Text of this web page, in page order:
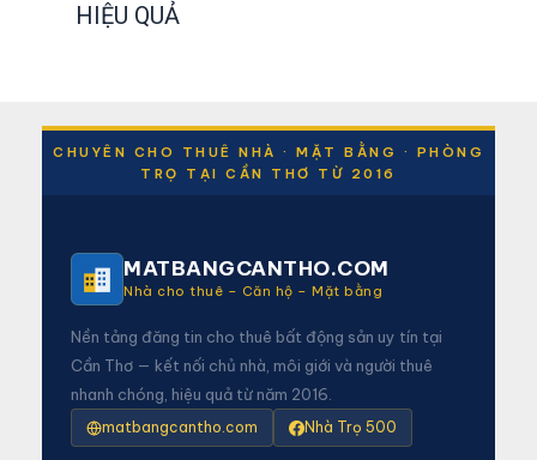
HIỆU QUẢ
CHUYÊN CHO THUÊ NHÀ · MẶT BẰNG · PHÒNG
TRỌ TẠI CẦN THƠ TỪ 2016
MATBANGCANTHO.COM
Nhà cho thuê – Căn hộ – Mặt bằng
Nền tảng đăng tin cho thuê bất động sản uy tín tại
Cần Thơ — kết nối chủ nhà, môi giới và người thuê
nhanh chóng, hiệu quả từ năm 2016.
matbangcantho.com Nhà Trọ 500